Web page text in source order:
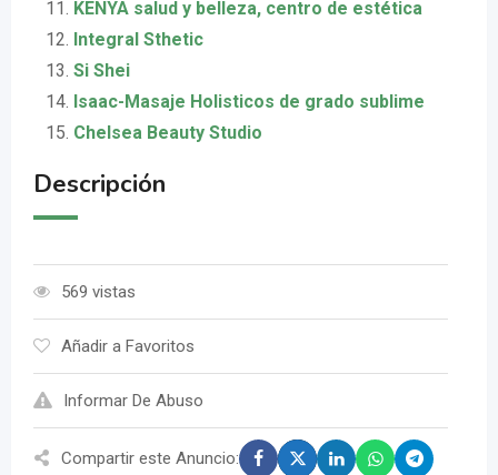
KENYA salud y belleza, centro de estética
Integral Sthetic
Si Shei
Isaac-Masaje Holisticos de grado sublime
Chelsea Beauty Studio
Descripción
569 vistas
Añadir a Favoritos
Informar De Abuso
Compartir este Anuncio: